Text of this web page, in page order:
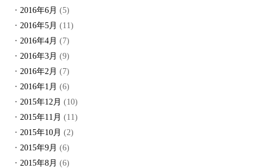
2016年6月 (5)
2016年5月 (11)
2016年4月 (7)
2016年3月 (9)
2016年2月 (7)
2016年1月 (6)
2015年12月 (10)
2015年11月 (11)
2015年10月 (2)
2015年9月 (6)
2015年8月 (6)